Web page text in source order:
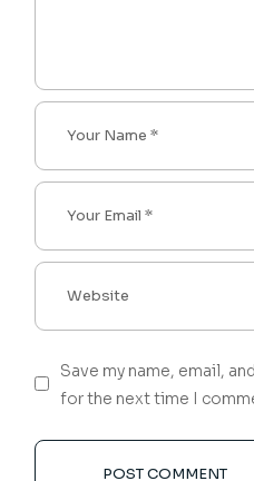
Save my name, email,
for the next time I
POST COMMENT